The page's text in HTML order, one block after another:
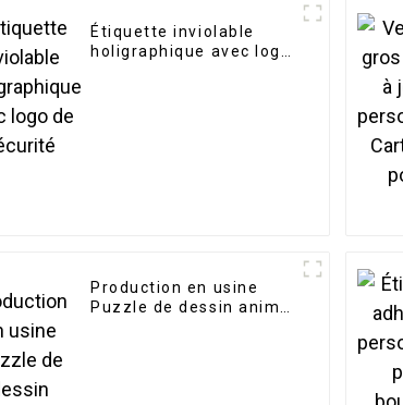
Étiquette inviolable
holigraphique avec logo
Production en usine
Puzzle de dessin animé